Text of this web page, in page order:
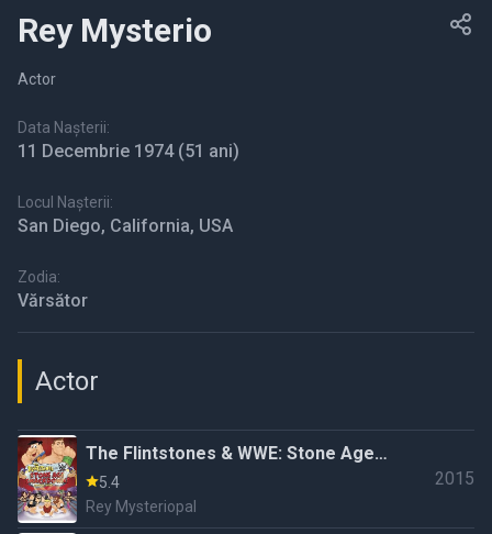
Rey Mysterio
Actor
Data Nașterii:
11 Decembrie 1974 (51 ani)
Locul Nașterii:
San Diego, California, USA
Zodia:
Vărsător
Actor
The Flintstones & WWE: Stone Age
Smackdown
5.4
Rey Mysteriopal
2015